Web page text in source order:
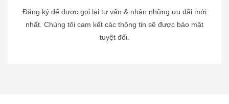
Đăng ký để được gọi lại tư vấn & nhận những ưu đãi mới
nhất. Chúng tôi cam kết các thông tin sẽ được bảo mật
tuyệt đối.